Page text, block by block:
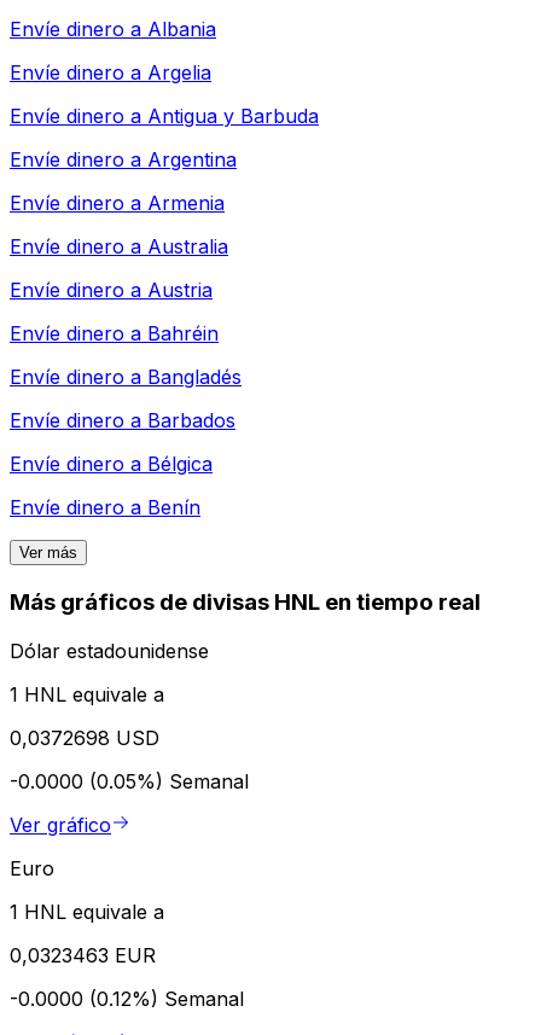
Envíe dinero a Albania
Envíe dinero a Argelia
Envíe dinero a Antigua y Barbuda
Envíe dinero a Argentina
Envíe dinero a Armenia
Envíe dinero a Australia
Envíe dinero a Austria
Envíe dinero a Bahréin
Envíe dinero a Bangladés
Envíe dinero a Barbados
Envíe dinero a Bélgica
Envíe dinero a Benín
Ver más
Más gráficos de divisas HNL en tiempo real
Dólar estadounidense
1 HNL equivale a
0,0372698 USD
-0.0000 (0.05%) Semanal
Ver gráfico
Euro
1 HNL equivale a
0,0323463 EUR
-0.0000 (0.12%) Semanal